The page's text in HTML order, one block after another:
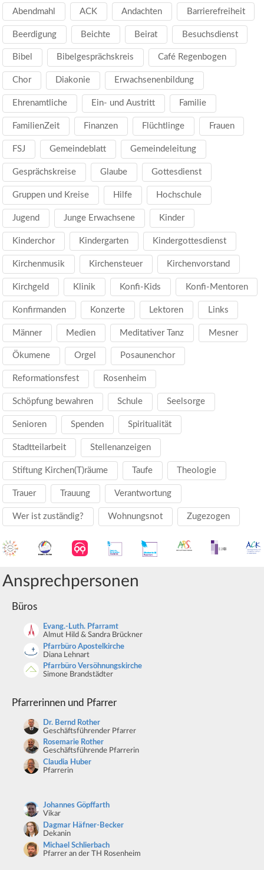
Abendmahl ACK Andachten Barrierefreiheit
Beerdigung Beichte Beirat Besuchsdienst
Bibel Bibelgesprächskreis Café Regenbogen
Chor Diakonie Erwachsenenbildung
Ehrenamtliche Ein- und Austritt Familie
FamilienZeit Finanzen Flüchtlinge Frauen
FSJ Gemeindeblatt Gemeindeleitung
Gesprächskreise Glaube Gottesdienst
Gruppen und Kreise Hilfe Hochschule
Jugend Junge Erwachsene Kinder
Kinderchor Kindergarten Kindergottesdienst
Kirchenmusik Kirchensteuer Kirchenvorstand
Kirchgeld Klinik Konfi-Kids Konfi-Mentoren
Konfirmanden Konzerte Lektoren Links
Männer Medien Meditativer Tanz Mesner
Ökumene Orgel Posaunenchor
Reformationsfest Rosenheim
Schöpfung bewahren Schule Seelsorge
Senioren Spenden Spiritualität
Stadtteilarbeit Stellenanzeigen
Stiftung Kirchen(T)räume Taufe Theologie
Trauer Trauung Verantwortung
Wer ist zuständig? Wohnungsnot Zugezogen
Ansprechpersonen
Büros
Evang.-Luth. Pfarramt
Almut Hild & Sandra Brückner
Pfarrbüro Apostelkirche
Diana Lehnart
Pfarrbüro Versöhnungskirche
Simone Brandstädter
Pfarrerinnen und Pfarrer
Dr. Bernd Rother
Geschäftsführender Pfarrer
Rosemarie Rother
Geschäftsführende Pfarrerin
Claudia Huber
Pfarrerin
Johannes Göpffarth
Vikar
Dagmar Häfner-Becker
Dekanin
Michael Schlierbach
Pfarrer an der TH Rosenheim